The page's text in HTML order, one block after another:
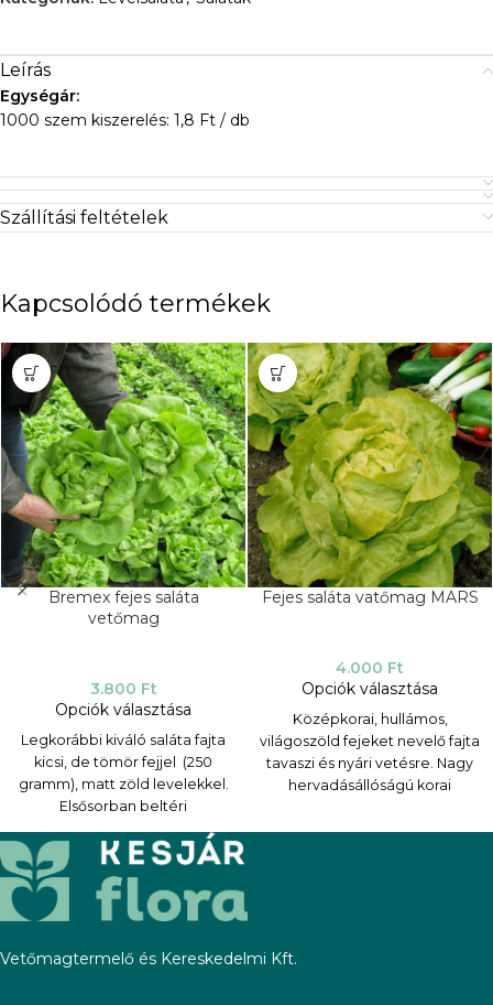
Leírás
Egységár:
1000 szem kiszerelés: 1,8 Ft / db
Szállítási feltételek
Kapcsolódó termékek
Bremex fejes saláta
vetőmag
3.800 Ft
Opciók választása
Legkorábbi kiváló saláta fajta
kicsi, de tömör fejjel (250
gramm), matt zöld levelekkel.
Elsősorban beltéri
termesztésre ajánlott, de nyári
vetésre is alkalmas. Szilárd, de
jólzáródó fejeket alkot.
TERMESZTÉSI PARAMÉTEREK:
ezer tő/ha
Fejes saláta vatőmag MARS
4.000 Ft
Opciók választása
Középkorai, hullámos,
világoszöld fejeket nevelő fajta
tavaszi és nyári vetésre. Nagy
hervadásállóságú korai
sárgászöld fejeket hoz, Kb.
Vetőmagtermelő és Kereskedelmi Kft.